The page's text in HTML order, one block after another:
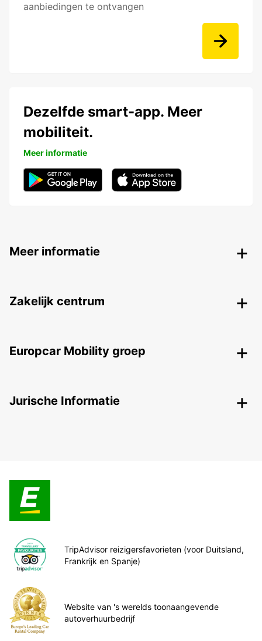
aanbiedingen te ontvangen
Dezelfde smart-app. Meer
mobiliteit.
Meer informatie
Meer informatie
Zakelijk centrum
Europcar Mobility groep
Jurische Informatie
TripAdvisor reizigersfavorieten (voor Duitsland,
Frankrijk en Spanje)
Website van 's werelds toonaangevende
autoverhuurbedrijf